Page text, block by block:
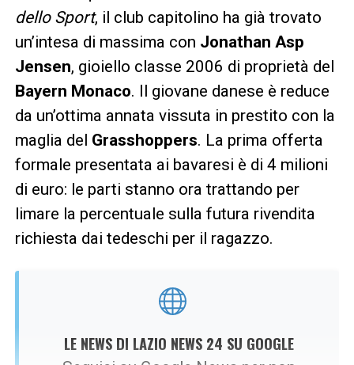
dello Sport, il club capitolino ha già trovato
un’intesa di massima con Jonathan Asp
Jensen, gioiello classe 2006 di proprietà del
Bayern Monaco. Il giovane danese è reduce
da un’ottima annata vissuta in prestito con la
maglia del Grasshoppers. La prima offerta
formale presentata ai bavaresi è di 4 milioni
di euro: le parti stanno ora trattando per
limare la percentuale sulla futura rivendita
richiesta dai tedeschi per il ragazzo.
LE NEWS DI LAZIO NEWS 24 SU GOOGLE